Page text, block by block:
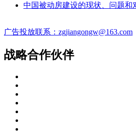
中国被动房建设的现状、问题和
广告投放联系：zgjiangongw@163.com
战略合作伙伴